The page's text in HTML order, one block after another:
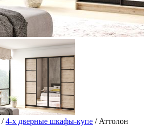
/4-х дверные шкафы-купе / Аттолон